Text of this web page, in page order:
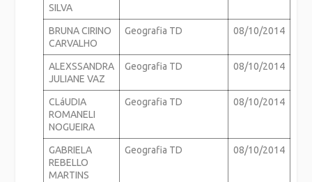
SILVA
BRUNA CIRINO
CARVALHO
Geografia TD 08/10/2014
ALEXSSANDRA
JULIANE VAZ
Geografia TD 08/10/2014
CLáUDIA
ROMANELI
NOGUEIRA
Geografia TD 08/10/2014
GABRIELA
REBELLO
MARTINS
Geografia TD 08/10/2014